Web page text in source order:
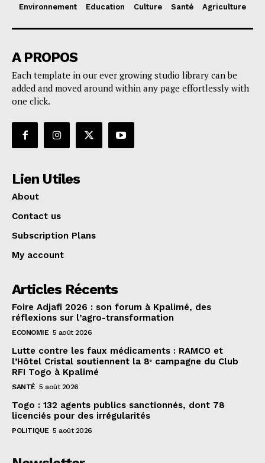
Environnement
Education Culture Santé Agriculture
A PROPOS
Each template in our ever growing studio library can be
added and moved around within any page effortlessly with
one click.
Lien Utiles
About
Contact us
Subscription Plans
My account
Articles Récents
Foire Adjafi 2026 : son forum à Kpalimé, des
réflexions sur l’agro-transformation
ECONOMIE 5 août 2026
Lutte contre les faux médicaments : RAMCO et
l’Hôtel Cristal soutiennent la 8ᵉ campagne du Club
RFI Togo à Kpalimé
SANTÉ 5 août 2026
Togo : 132 agents publics sanctionnés, dont 78
licenciés pour des irrégularités
POLITIQUE 5 août 2026